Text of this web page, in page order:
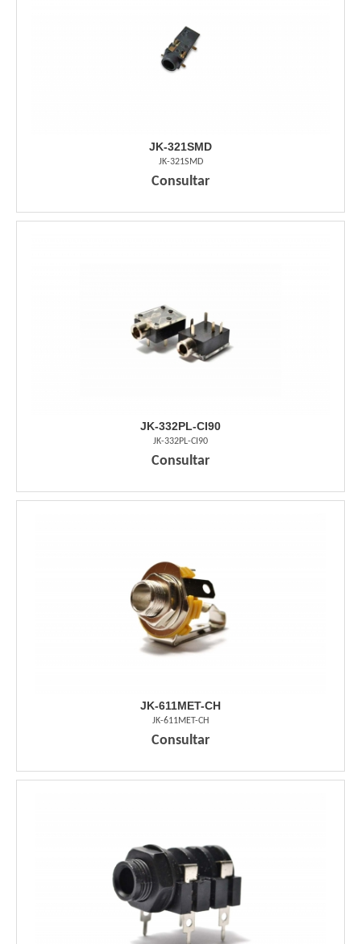
JK-321SMD
JK-321SMD
Consultar
JK-332PL-CI90
JK-332PL-CI90
Consultar
JK-611MET-CH
JK-611MET-CH
Consultar